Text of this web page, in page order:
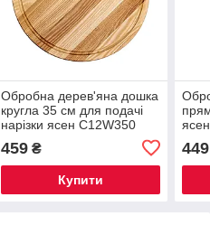
Обробна дерев'яна дошка
кругла 35 см для подачі
нарізки ясен C12W350
459₴
Купити
449